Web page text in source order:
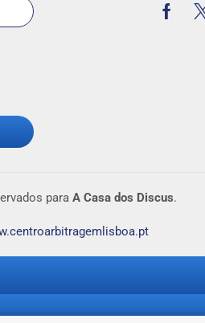
para A Casa dos Discus.